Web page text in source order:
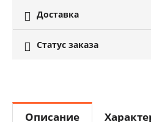
 Доставка
 Статус заказа
Описание